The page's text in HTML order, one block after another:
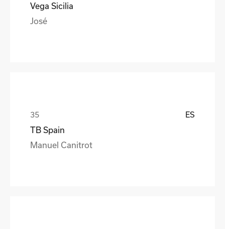
Vega Sicilia
José
ES
TB Spain
Manuel Canitrot